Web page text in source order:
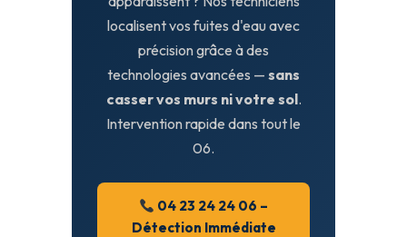
localisent vos fuites d'eau avec
précision grâce à des
technologies avancées — sans
casser vos murs ni votre sol.
Intervention rapide dans tout le
06.
04 23 24 24 06 –
Détection Immédiate